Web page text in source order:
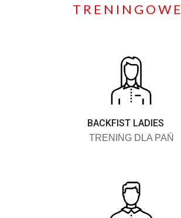
TRENINGOWE
BACKFIST LADIES
TRENING DLA PAŃ